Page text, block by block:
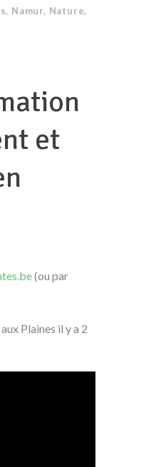
, Namur, Nature,
et
(ou par
Plaines il y a 2